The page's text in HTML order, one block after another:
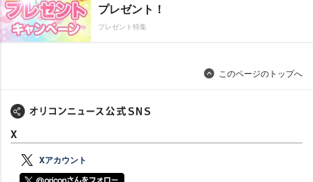
プレゼント！
プレゼント特集
このページのトップへ
X
Xアカウント